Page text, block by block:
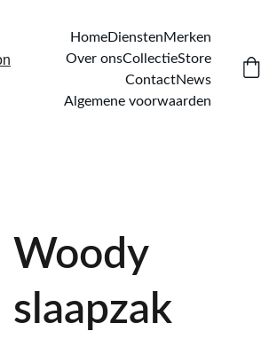
HomeDienstenMerken
Over onsCollectieStore
ContactNews
Algemene voorwaarden
Woody
slaapzak